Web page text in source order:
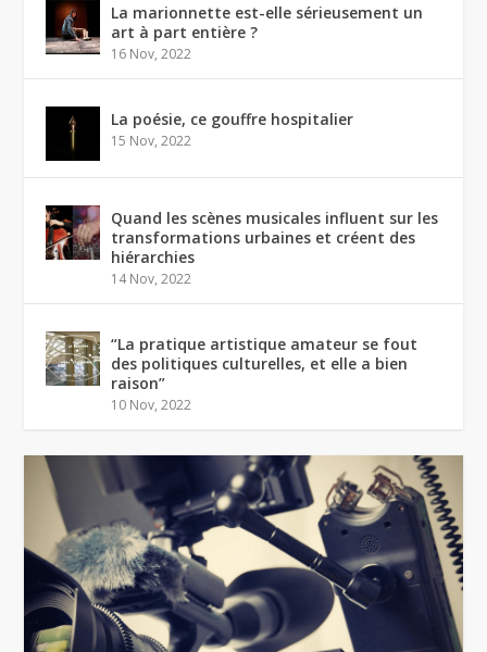
La marionnette est-elle sérieusement un
art à part entière ?
16 Nov, 2022
La poésie, ce gouffre hospitalier
15 Nov, 2022
Quand les scènes musicales influent sur les
transformations urbaines et créent des
hiérarchies
14 Nov, 2022
“La pratique artistique amateur se fout
des politiques culturelles, et elle a bien
raison”
10 Nov, 2022